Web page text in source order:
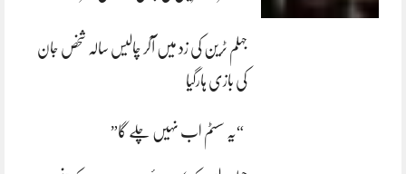
جہلم ٹرین کی زد میں آکر چالیس سالہ شخص جان
کی بازی ہارگیا
“یہ سسٹم اب نہیں چلے گا”